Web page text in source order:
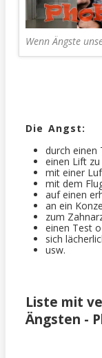
Wenn Ängste
Die Angst:
durch einen
einen Lift
mit einer
mit dem
auf einen
an ein
zum
einen Test
sich
usw.
Liste mit
Ängsten -